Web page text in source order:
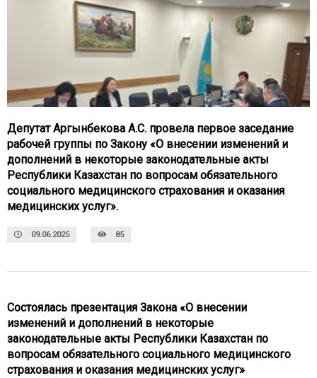
Депутат Аргынбекова А.С. провела первое заседание
рабочей группы по Закону «О внесении изменений и
дополнений в некоторые законодательные акты
Республики Казахстан по вопросам обязательного
социального медицинского страхования и оказания
медицинских услуг».
09.06.2025 85
Состоялась презентация Закона «О внесении
изменений и дополнений в некоторые
законодательные акты Республики Казахстан по
вопросам обязательного социального медицинского
страхования и оказания медицинских услуг»